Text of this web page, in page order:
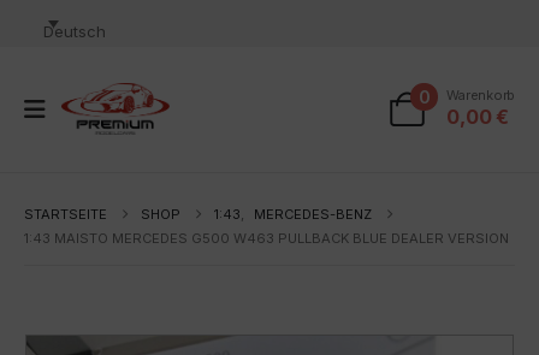
Deutsch
0 Warenkorb
0,00 €
STARTSEITE SHOP 1:43,
MERCEDES-BENZ
1:43 MAISTO MERCEDES G500 W463 PULLBACK BLUE DEALER VERSION